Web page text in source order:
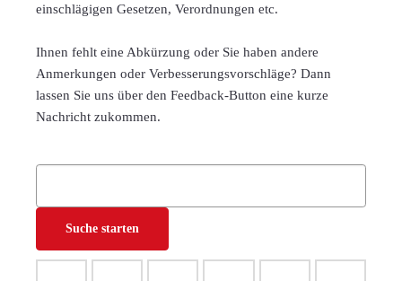
einschlägigen Gesetzen, Verordnungen etc.
Ihnen fehlt eine Abkürzung oder Sie haben andere
Anmerkungen oder Verbesserungsvorschläge? Dann
lassen Sie uns über den Feedback-Button eine kurze
Nachricht zukommen.